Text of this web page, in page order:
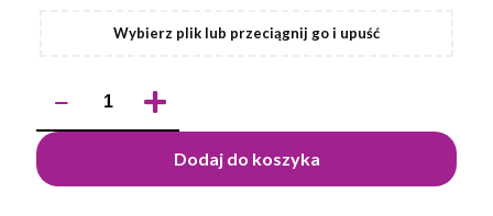
Wybierz plik lub przeciągnij go i upuść
Skrzynka
wino
-
Świąteczna
Dodaj do koszyka